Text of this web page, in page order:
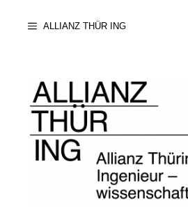
ALLIANZ THÜR ING